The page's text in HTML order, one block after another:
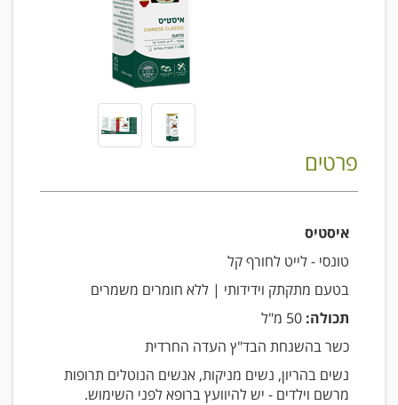
פרטים
איסטיס
טונסי - לייט לחורף קל
בטעם מתקתק וידידותי | ללא חומרים משמרים
תכולה:
כשר בהשגחת הבד"ץ העדה החרדית
נשים בהריון, נשים מניקות, אנשים הנוטלים תרופות
מרשם וילדים - יש להיוועץ ברופא לפני השימוש.